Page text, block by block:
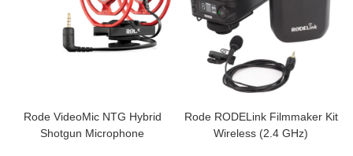
Rode VideoMic NTG Hybrid
Shotgun Microphone
Rode RODELink Filmmaker Kit
Wireless (2.4 GHz)